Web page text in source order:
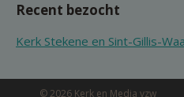
Recent bezocht
Kerk Stekene en Sint-Gillis-
© 2026 Kerk en Media vzw